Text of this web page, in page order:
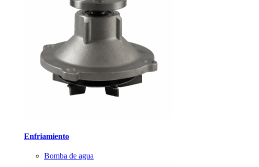
Enfriamiento
Bomba de agua